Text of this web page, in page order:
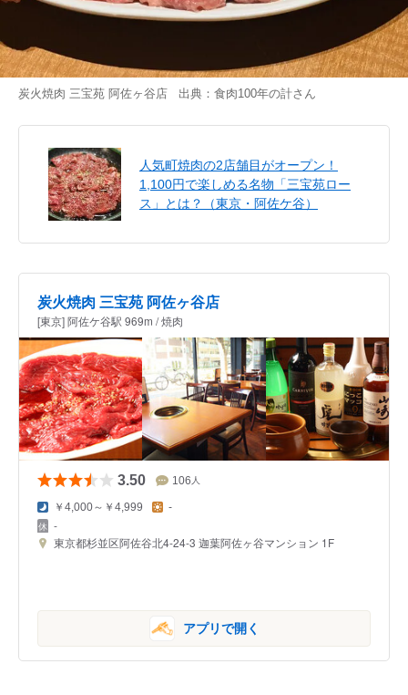
炭火焼肉 三宝苑 阿佐ヶ谷店 出典： 食肉100年の計さん
人気町焼肉の2店舗目がオープン！
1,100円で楽しめる名物「三宝苑ロー
ス」とは？（東京・阿佐ケ谷）
炭火焼肉 三宝苑 阿佐ヶ谷店
[東京] 阿佐ケ谷駅 969m / 焼肉
3.50 106 人
￥4,000～￥4,999 -
-
東京都杉並区阿佐谷北4-24-3 迦葉阿佐ヶ谷マンション 1F
アプリで開く